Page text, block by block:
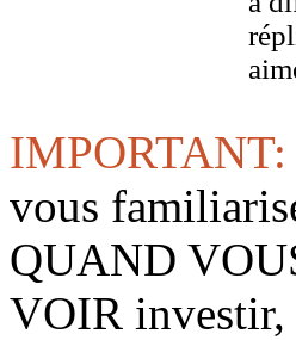
IMPORTANT:
vous
QUAND
VOIR investir,